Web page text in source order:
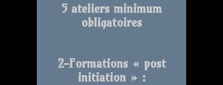
5 ateliers minimum
obligatoires
2-Formations « post
initiation » :